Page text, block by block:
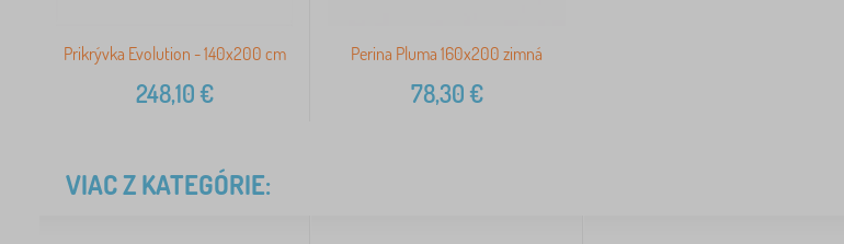
Prikrývka Evolution - 140x200 cm
248,10€
Perina Pluma 160x200 zimná
78,30€
VIAC Z KATEGÓRIE: